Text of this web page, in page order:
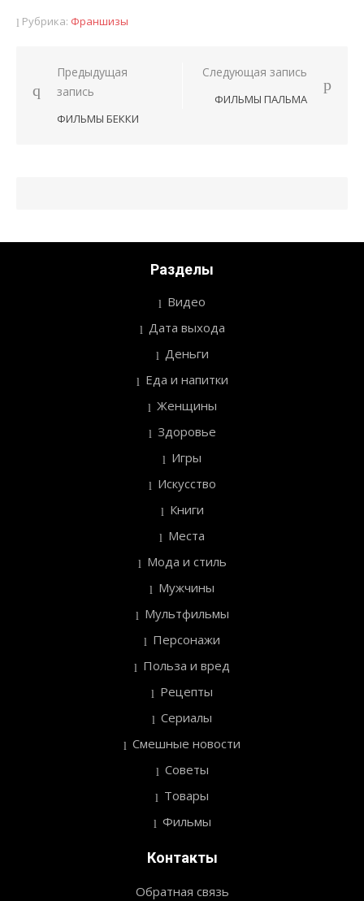
Рубрика: Франшизы
Навигация
Предыдущая
запись
ФИЛЬМЫ БЕККИ
Следующая запись
ФИЛЬМЫ ПАЛЬМА
Разделы
Видео
Дата выхода
Деньги
Еда и напитки
Женщины
Здоровье
Игры
Искусство
Книги
Места
Мода и стиль
Мужчины
Мультфильмы
Персонажи
Польза и вред
Рецепты
Сериалы
Смешные новости
Советы
Товары
Фильмы
Контакты
Обратная связь